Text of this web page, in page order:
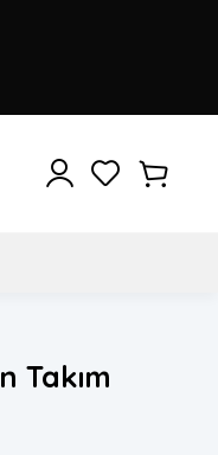
Takım